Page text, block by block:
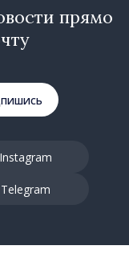
прямо
Instagram
Telegram